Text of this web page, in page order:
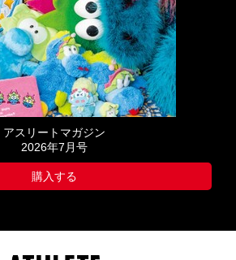
アスリートマガジン
2026年7月号
購入する